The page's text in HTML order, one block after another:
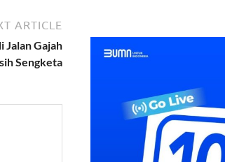
ARTICLE
Jalan Gajah
Sengketa